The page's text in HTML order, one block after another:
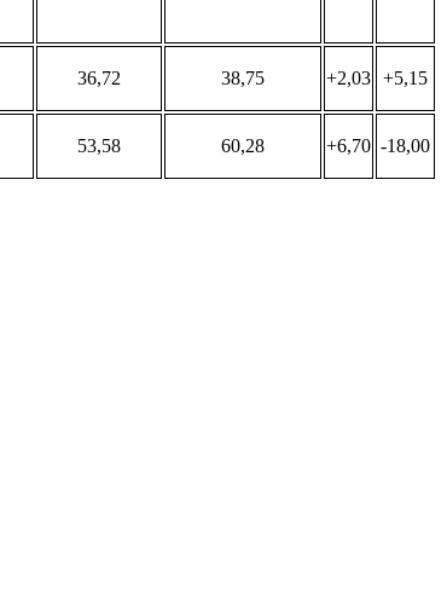
36,72 38,75 +2,03 +5,15
53,58 60,28 +6,70 -18,00